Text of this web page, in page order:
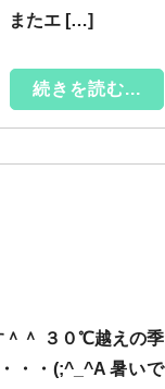
またエ […]
続きを読む...
＾＾ ３０℃越えの季
・・(;^_^A 暑いで